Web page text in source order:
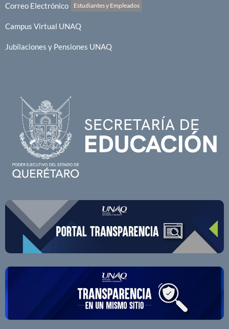
Correo Electrónico Estudiantes y Empleados
Campus Virtual UNAQ
Jubilaciones y Pensiones UNAQ